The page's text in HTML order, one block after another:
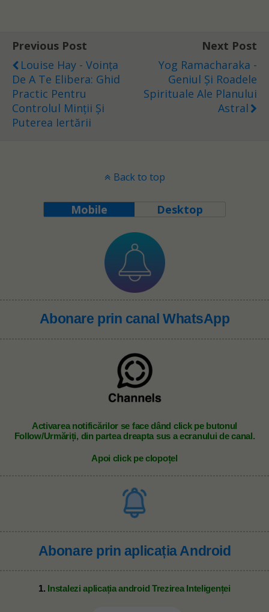
Previous Post
Louise Hay - Voința
De A Te Elibera: Ghid
Practic Pentru
Controlul Minții Și
Puterea Iertării
Next Post
Yog Ramacharaka -
Geniul Și Roadele
Spirituale Ale Planului
Astral
Back to top
Mobile Desktop
Abonare prin canal WhatsApp
Activarea notificărilor se face dând click pe butonul
Follow/Urmăriți, din partea dreapta sus a ecranului de canal.
Apoi click pe clopoțel
Abonare prin aplicația Android
1. Instalezi aplicația android Trezirea Inteligenței